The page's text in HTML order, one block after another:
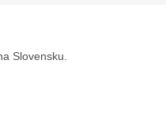
Slovensku.